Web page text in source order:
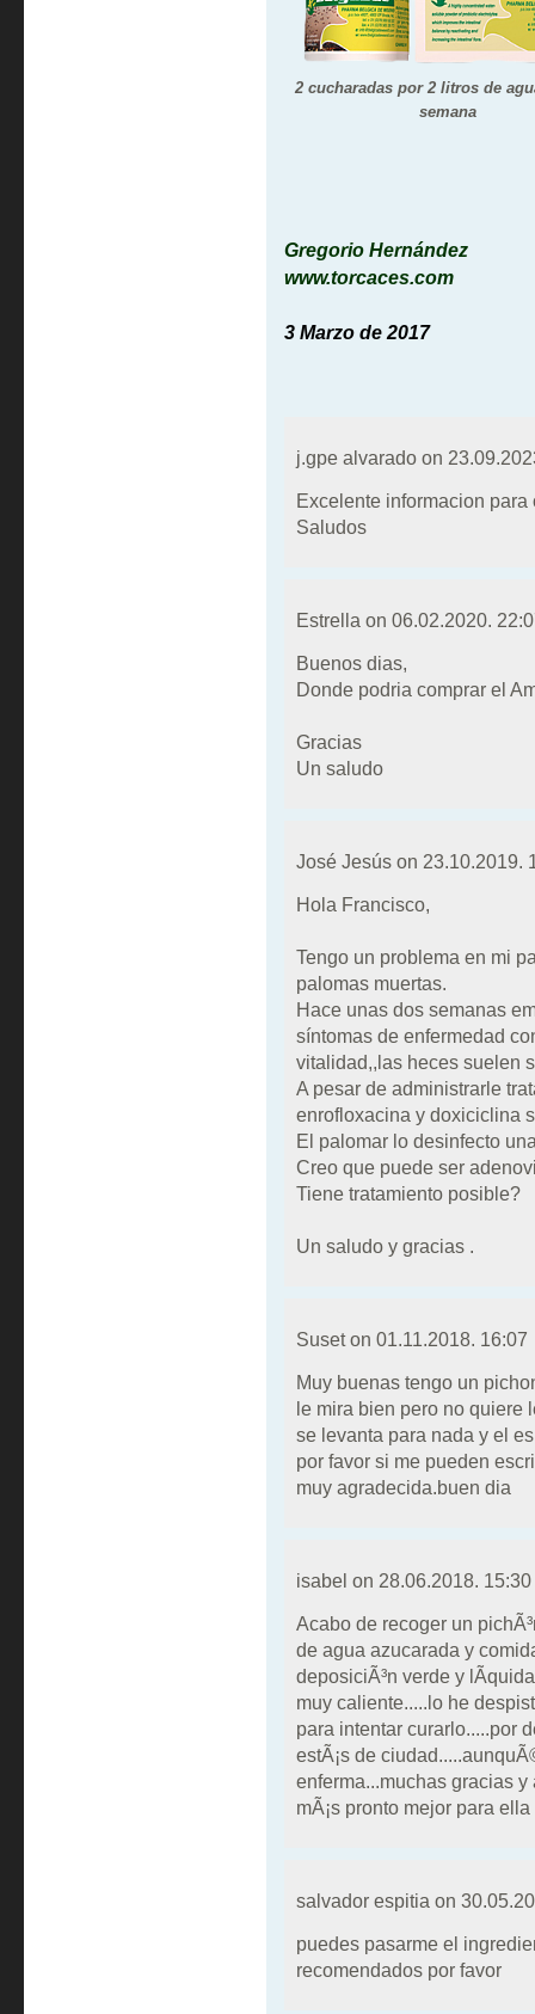
2 cucharadas por 2 litros de
semana
Gregorio Hernández
www.torcaces.com
3 Marzo de 2017
j.gpe alvarado on
Excelente informacion
Saludos
Estrella on 06.02.2020.
Buenos dias,
Donde podria comprar el
Gracias
Un saludo
José Jesús on 23.10.2019.
Hola Francisco,
Tengo un problema en mi
palomas muertas.
Hace unas dos semanas
síntomas de enfermedad
vitalidad,,las heces suelen
A pesar de administrarle
enrofloxacina y doxiciclina
El palomar lo desinfecto
Creo que puede ser
Tiene tratamiento posible?
Un saludo y gracias .
Suset on 01.11.2018. 16:07
Muy buenas tengo un
le mira bien pero no quiere
se levanta para nada y el
por favor si me pueden
muy agradecida.buen dia
isabel on 28.06.2018. 15:30
Acabo de recoger un
de agua azucarada y
deposiciÃ³n verde y
muy caliente.....lo he
para intentar curarlo.....por
estÃ¡s de
enferma...muchas gracias
mÃ¡s pronto mejor para ella
salvador espitia on
puedes pasarme el
recomendados por favor